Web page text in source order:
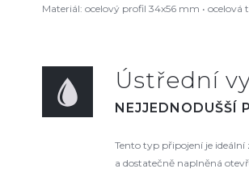
Materiál: ocelový profil 34x56 mm •
Ústřední
NEJJEDNODUŠŠÍ
Tento typ připojení je
a dostatečně naplněná